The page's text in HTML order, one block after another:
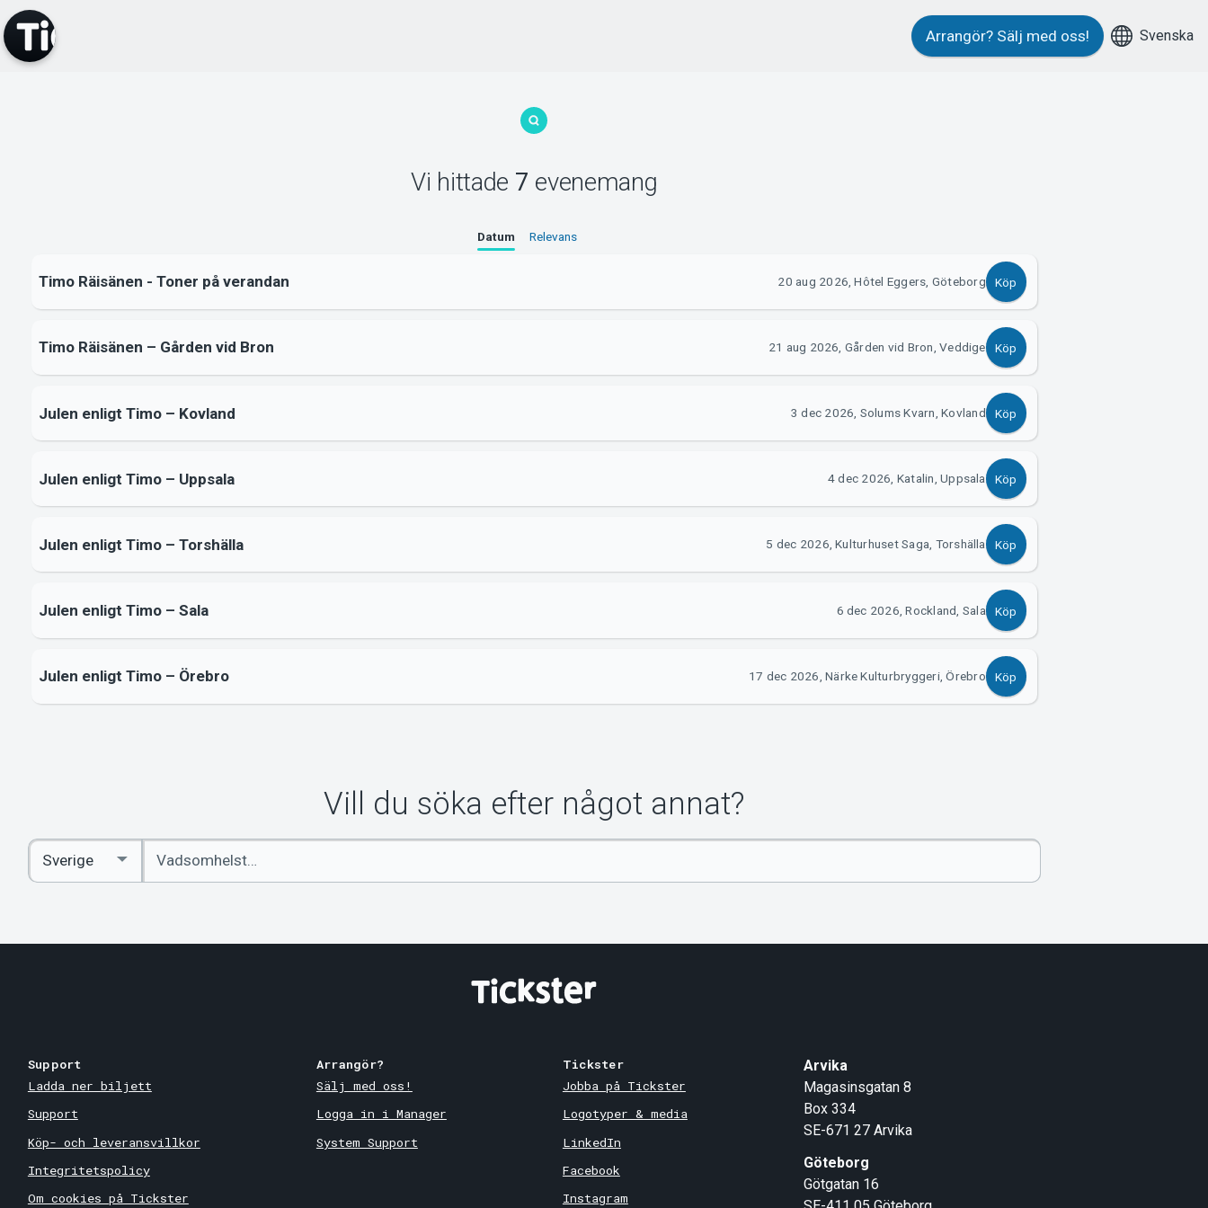
Arrangör? Sälj med oss! Svenska
Vi hittade 7 evenemang
Datum Relevans
Timo Räisänen - Toner på verandan 20 aug 2026, Hôtel Eggers, Göteborg Köp
Timo Räisänen – Gården vid Bron 21 aug 2026, Gården vid Bron, Veddige Köp
Julen enligt Timo – Kovland 3 dec 2026, Solums Kvarn, Kovland Köp
Julen enligt Timo – Uppsala 4 dec 2026, Katalin, Uppsala Köp
Julen enligt Timo – Torshälla 5 dec 2026, Kulturhuset Saga, Torshälla Köp
Julen enligt Timo – Sala 6 dec 2026, Rockland, Sala Köp
Julen enligt Timo – Örebro 17 dec 2026, Närke Kulturbryggeri, Örebro Köp
Vill du söka efter något annat?
Ange
sökord
Select
Country
Support
Ladda ner biljett
Support
Köp- och leveransvillkor
Integritetspolicy
Om cookies på Tickster
Arrangör?
Sälj med oss!
Logga in i Manager
System Support
Tickster
Jobba på Tickster
Logotyper & media
LinkedIn
Facebook
Instagram
Arvika
Magasinsgatan 8
Box 334
SE-671 27 Arvika
Göteborg
Götgatan 16